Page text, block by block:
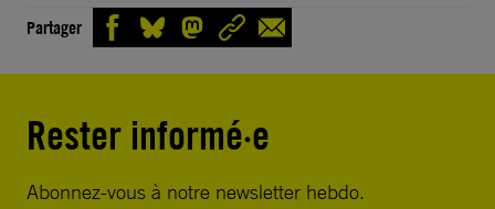
Partager
Rester informé·e
Abonnez-vous à notre newsletter hebdo.